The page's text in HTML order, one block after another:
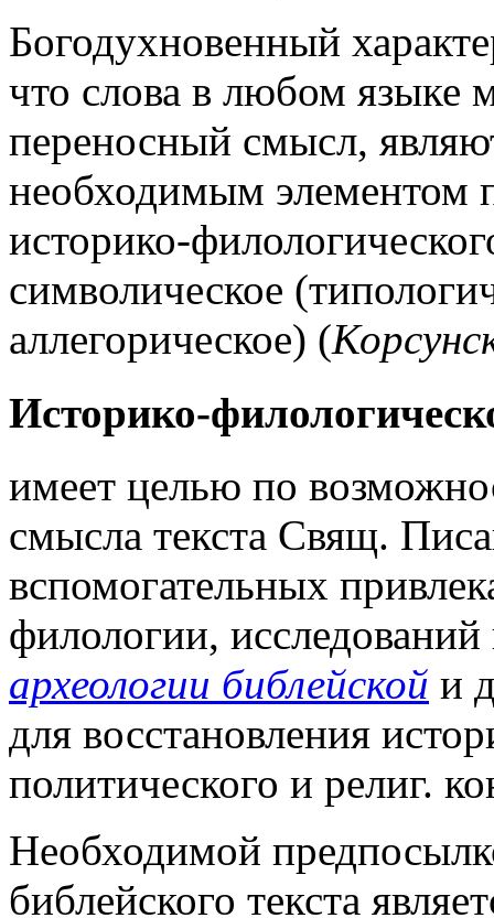
Богодухновенный
что слова в любом языке
переносный смысл,
необходимым элементом
историко-
символическое
аллегорическое) (
Историко-
имеет целью по
смысла текста Свящ.
вспомогательных
филологии,
археологии библейской и
для восстановления
политического и религ.
Необходимой
библейского текста